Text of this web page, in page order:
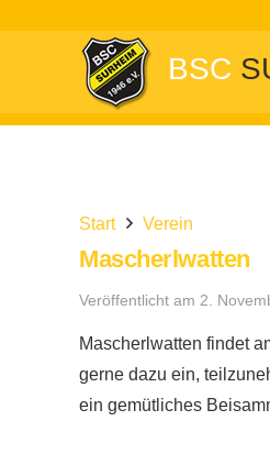
BSC
Start Verein
Mascherlwatten
Veröffentlicht am 2.
Mascherlwatten findet
gerne dazu ein,
ein gemütliches